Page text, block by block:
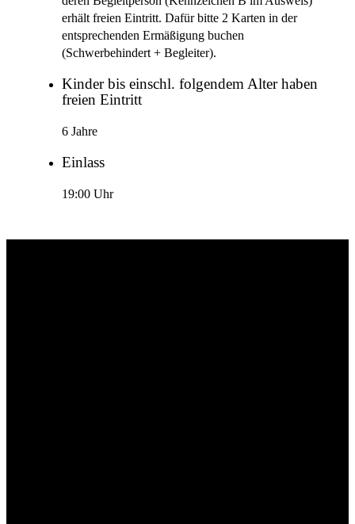
erhält freien Eintritt. Dafür bitte 2 Karten in der
entsprechenden Ermäßigung buchen
(Schwerbehindert + Begleiter).
Kinder bis einschl. folgendem Alter haben
freien Eintritt
6 Jahre
Einlass
19:00 Uhr